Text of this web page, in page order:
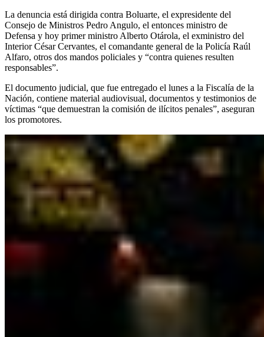
La denuncia está dirigida contra Boluarte, el expresidente del
Consejo de Ministros Pedro Angulo, el entonces ministro de
Defensa y hoy primer ministro Alberto Otárola, el exministro del
Interior César Cervantes, el comandante general de la Policía Raúl
Alfaro, otros dos mandos policiales y “contra quienes resulten
responsables”.
El documento judicial, que fue entregado el lunes a la Fiscalía de la
Nación, contiene material audiovisual, documentos y testimonios de
víctimas “que demuestran la comisión de ilícitos penales”, aseguran
los promotores.